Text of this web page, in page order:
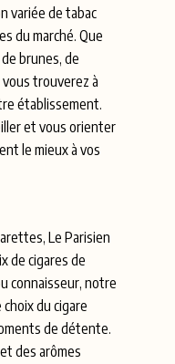
variée de tabac
du marché. Que
brunes, de
trouverez à
établissement.
et vous orienter
le mieux à vos
Le Parisien
de cigares de
connaisseur, notre
du cigare
de détente.
des arômes